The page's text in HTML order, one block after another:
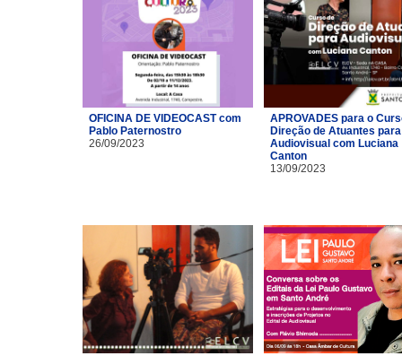
OFICINA DE VIDEOCAST com
Pablo Paternostro
26/09/2023
APROVADES para o
Direção de Atuantes para
Audiovisual com Luciana
Canton
13/09/2023